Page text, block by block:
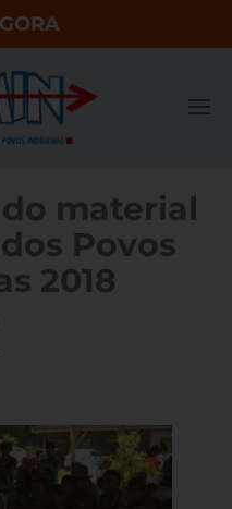
material
Povos
2018